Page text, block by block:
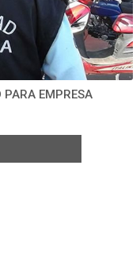
PARA EMPRESA